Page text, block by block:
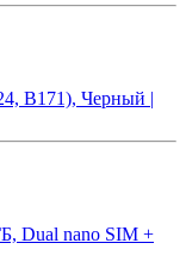
B171), Черный |
Dual nano SIM +